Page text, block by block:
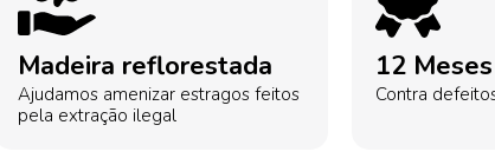
Madeira reflorestada
Ajudamos amenizar estragos feitos
pela extração ilegal
12
Contra